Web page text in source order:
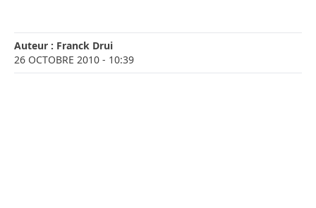
Auteur : Franck Drui
26 OCTOBRE 2010 - 10:39